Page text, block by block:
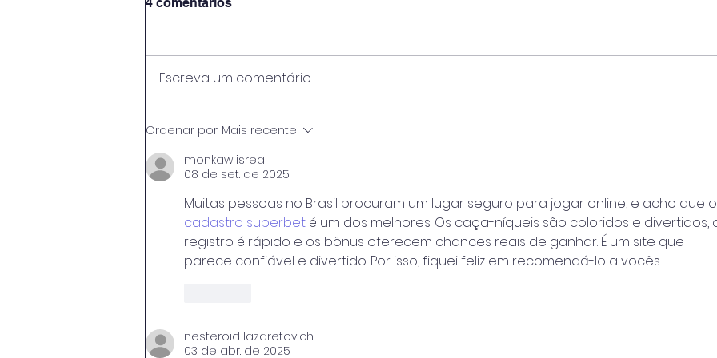
Baker Hughes firma acordo
de US$ 9 bilhões com a
Modec
Escreva um comentário
Ordenar por: Mais recente
monkaw isreal
08 de set. de 2025
Muitas pessoas no Brasil procuram um lugar seguro para jogar online, e acho que o
cadastro superbet é um dos melhores. Os caça-níqueis são coloridos e divertidos,
registro é rápido e os bônus oferecem chances reais de ganhar. É um site que
parece confiável e divertido. Por isso, fiquei feliz em recomendá-lo a vocês.
nesteroid lazaretovich
03 de abr. de 2025